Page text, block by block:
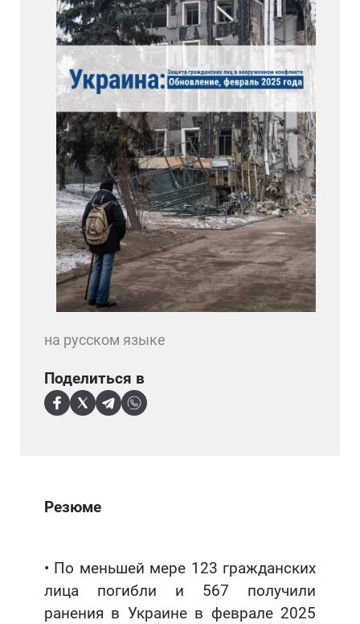
Резюме
• По меньшей мере 123 гражданских
лица погибли и 567 получили
ранения в Украине в феврале 2025
на русском языке
Поделиться в